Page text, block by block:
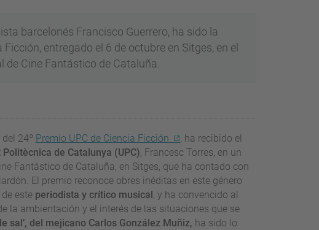
barcelonés Francisco Guerrero, ha sido la
entregado el 6 de octubre en Sitges, en el
de Cine Fantástico de Cataluña.
24º Premio UPC de Ciencia Ficción
, ha recibido el
de Catalunya (UPC), Francesc Torres, en un
Fantástico de Cataluña, en Sitges, que ha contado con
El premio reconoce obres inéditas en este género
este periodista y crítico musical , y ha convencido al
la ambientación y el interés de las situaciones que se
sal’, del mejicano Carlos González Muñiz, ha sido lo